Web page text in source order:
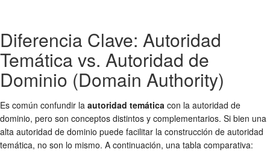
Diferencia Clave: Autoridad
Temática vs. Autoridad de
Dominio (Domain Authority)
Es común confundir la autoridad temática con la autoridad de
dominio, pero son conceptos distintos y complementarios. Si bien una
alta autoridad de dominio puede facilitar la construcción de autoridad
temática, no son lo mismo. A continuación, una tabla comparativa: